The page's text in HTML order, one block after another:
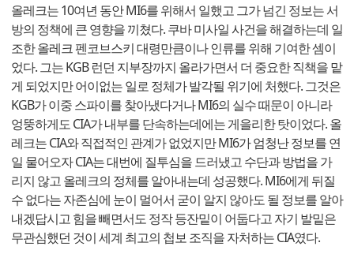
올레크는 10여년 동안 MI6를 위해서 일했고 그가 넘긴 정보는 서
방의 정책에 큰 영향을 끼쳤다. 쿠바 미사일 사건을 해결하는데 일
조한 올레크 펜코브스키 대령만큼이나 인류를 위해 기여한 셈이
었다. 그는 KGB 런던 지부장까지 올라가면서 더 중요한 직책을 맡
게 되었지만 어이없는 일로 정체가 발각될 위기에 처했다. 그것은
KGB가 이중 스파이를 찾아냈다거나 MI6의 실수 때문이 아니라
엉뚱하게도 CIA가 내부를 단속하는데에는 게을리한 탓이었다. 올
레크는 CIA와 직접적인 관계가 없었지만 MI6가 엄청난 정보를 연
일 물어오자 CIA는 대번에 질투심을 드러냈고 수단과 방법을 가
리지 않고 올레크의 정체를 알아내는데 성공했다. MI6에게 뒤질
수 없다는 자존심에 눈이 멀어서 굳이 알지 않아도 될 정보를 알아
내겠답시고 힘을 빼면서도 정작 등잔밑이 어둡다고 자기 발밑은
무관심했던 것이 세계 최고의 첩보 조직을 자처하는 CIA였다.